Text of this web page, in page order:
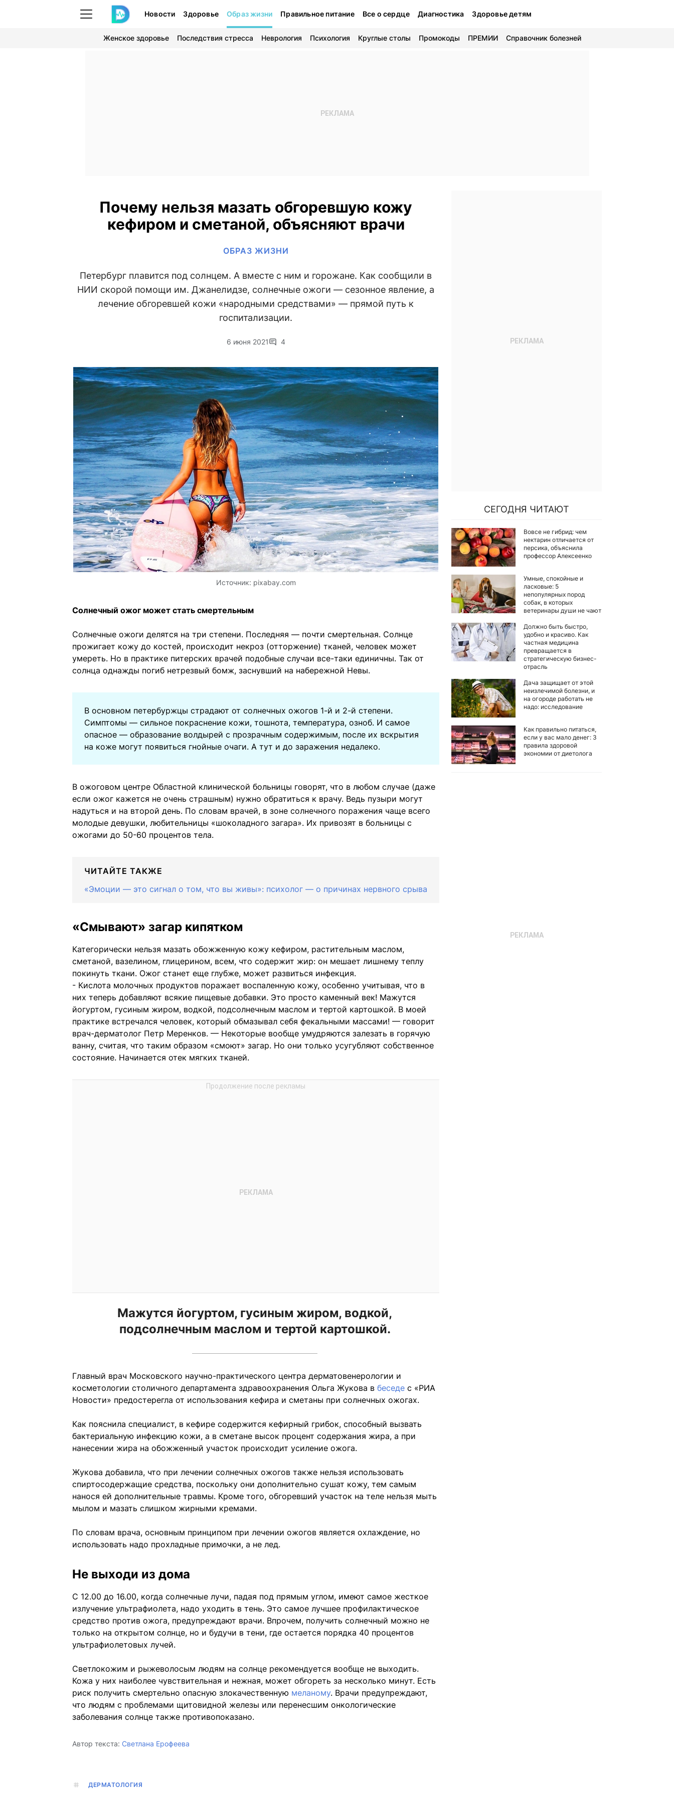
Новости Здоровье Образ жизни Правильное питание Все о сердце Диагностика Здоровье детям
Женское здоровье Последствия стресса Неврология Психология Круглые столы Промокоды ПРЕМИИ Справочник болезней
Почему нельзя мазать обгоревшую кожу
кефиром и сметаной, объясняют врачи
ОБРАЗ ЖИЗНИ
Петербург плавится под солнцем. А вместе с ним и горожане. Как сообщили в
НИИ скорой помощи им. Джанелидзе, солнечные ожоги — сезонное явление, а
лечение обгоревшей кожи «народными средствами» — прямой путь к
госпитализации.
6 июня 2021 4
Источник: pixabay.com
Солнечный ожог может стать смертельным
Солнечные ожоги делятся на три степени. Последняя — почти смертельная. Солнце
прожигает кожу до костей, происходит некроз (отторжение) тканей, человек может
умереть. Но в практике питерских врачей подобные случаи все-таки единичны. Так от
солнца однажды погиб нетрезвый бомж, заснувший на набережной Невы.
В основном петербуржцы страдают от солнечных ожогов 1-й и 2-й степени.
Симптомы — сильное покраснение кожи, тошнота, температура, озноб. И самое
опасное — образование волдырей с прозрачным содержимым, после их вскрытия
на коже могут появиться гнойные очаги. А тут и до заражения недалеко.
В ожоговом центре Областной клинической больницы говорят, что в любом случае (даже
если ожог кажется не очень страшным) нужно обратиться к врачу. Ведь пузыри могут
надуться и на второй день. По словам врачей, в зоне солнечного поражения чаще всего
молодые девушки, любительницы «шоколадного загара». Их привозят в больницы с
ожогами до 50-60 процентов тела.
ЧИТАЙТЕ ТАКЖЕ
«Эмоции — это сигнал о том, что вы живы»: психолог — о причинах нервного срыва
«Смывают» загар кипятком
Категорически нельзя мазать обожженную кожу кефиром, растительным маслом,
сметаной, вазелином, глицерином, всем, что содержит жир: он мешает лишнему теплу
покинуть ткани. Ожог станет еще глубже, может развиться инфекция.
- Кислота молочных продуктов поражает воспаленную кожу, особенно учитывая, что в
них теперь добавляют всякие пищевые добавки. Это просто каменный век! Мажутся
йогуртом, гусиным жиром, водкой, подсолнечным маслом и тертой картошкой. В моей
практике встречался человек, который обмазывал себя фекальными массами! — говорит
врач-дерматолог Петр Меренков. — Некоторые вообще умудряются залезать в горячую
ванну, считая, что таким образом «смоют» загар. Но они только усугубляют собственное
состояние. Начинается отек мягких тканей.
Мажутся йогуртом, гусиным жиром, водкой,
подсолнечным маслом и тертой картошкой.
Главный врач Московского научно-практического центра дерматовенерологии и
косметологии столичного департамента здравоохранения Ольга Жукова в беседе с «РИА
Новости» предостерегла от использования кефира и сметаны при солнечных ожогах.
Как пояснила специалист, в кефире содержится кефирный грибок, способный вызвать
бактериальную инфекцию кожи, а в сметане высок процент содержания жира, а при
нанесении жира на обожженный участок происходит усиление ожога.
Жукова добавила, что при лечении солнечных ожогов также нельзя использовать
спиртосодержащие средства, поскольку они дополнительно сушат кожу, тем самым
нанося ей дополнительные травмы. Кроме того, обгоревший участок на теле нельзя мыть
мылом и мазать слишком жирными кремами.
По словам врача, основным принципом при лечении ожогов является охлаждение, но
использовать надо прохладные примочки, а не лед.
Не выходи из дома
С 12.00 до 16.00, когда солнечные лучи, падая под прямым углом, имеют самое жесткое
излучение ультрафиолета, надо уходить в тень. Это самое лучшее профилактическое
средство против ожога, предупреждают врачи. Впрочем, получить солнечный можно не
только на открытом солнце, но и будучи в тени, где остается порядка 40 процентов
ультрафиолетовых лучей.
Светлокожим и рыжеволосым людям на солнце рекомендуется вообще не выходить.
Кожа у них наиболее чувствительная и нежная, может обгореть за несколько минут. Есть
риск получить смер­тельно опасную злокачественную меланому. Врачи предупреждают,
что людям с проблемами щитовидной железы или перенесшим онкологические
заболевания солнце также противопоказано.
Автор текста: Светлана Ерофеева
ДЕРМАТОЛОГИЯ
СЕГОДНЯ ЧИТАЮТ
Вовсе не гибрид: чем
нектарин отличается от
персика, объяснила
профессор Алексеенко
Умные, спокойные и
ласковые: 5
непопулярных пород
собак, в которых
ветеринары души не чают
Должно быть быстро,
удобно и красиво. Как
частная медицина
превращается в
стратегическую бизнес-
отрасль
Дача защищает от этой
неизлечимой болезни, и
на огороде работать не
надо: исследование
Как правильно питаться,
если у вас мало денег: 3
правила здоровой
экономии от диетолога